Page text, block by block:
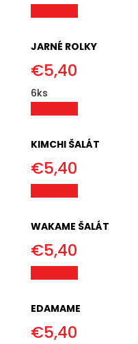
JARNÉ ROLKY
€5,40
6ks
KIMCHI ŠALÁT
€5,40
WAKAME ŠALÁT
€5,40
EDAMAME
€5,40